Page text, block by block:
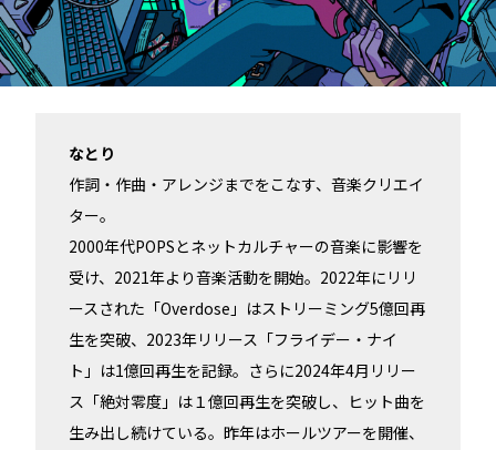
なとり
作詞・作曲・アレンジまでをこなす、音楽クリエイ
ター。
2000年代POPSとネットカルチャーの音楽に影響を
受け、2021年より音楽活動を開始。2022年にリリ
ースされた「Overdose」はストリーミング5億回再
生を突破、2023年リリース「フライデー・ナイ
ト」は1億回再生を記録。さらに2024年4月リリー
ス「絶対零度」は１億回再生を突破し、ヒット曲を
生み出し続けている。昨年はホールツアーを開催、